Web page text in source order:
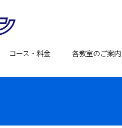
コース・料金 各教室のご案内